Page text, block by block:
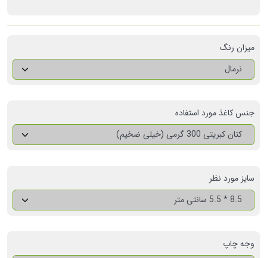
میزان رنگ
نرمال
جنس کاغذ مورد استفاده
کتان کبریتی 300 گرمی (خیلی ضخیم)
سایز مورد نظر
8.5 * 5.5 سانتی متر
وجه چاپ